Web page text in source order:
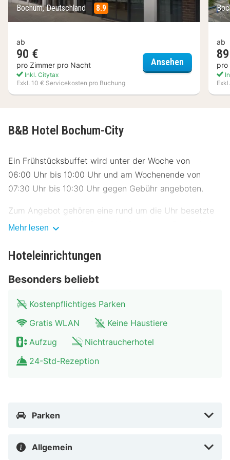
Bochum, Deutschland 8.9
ab
90 €
pro Zimmer pro Nacht
Inkl. Citytax
Exkl. 10 € Servicekosten pro Buchung
Ansehen Four
ab
pro
B&B Hotel Bochum-City
Ein Frühstücksbuffet wird unter der Woche von
06:00 Uhr bis 10:00 Uhr und am Wochenende von
07:30 Uhr bis 10:30 Uhr gegen Gebühr angeboten.
Zum Angebot gehören eine rund um die Uhr besetzte
Rezeption und ein Aufzug. Vor Ort gibt es Folgendes:
Fühl dich in einem der 145 klimatisierten Zimmer mit
Flachbildfernseher wie zu Hause. Ein WLAN-
Satellitenempfang. Die Badezimmer bieten Duschen
und Haartrockner. Zu den Highlights gehören
Schreibtische und die Zimmer werden täglich sauber
gemacht.
Entfernungen werden bis auf 0,1 Kilometer gerundet.
Bergbau-Museum – 1,8 km Zeiss Planetarium Bochum –
RuhrCongress Bochum – 2,8 km Vonovia Ruhrstadion –
Mehr lesen
Hoteleinrichtungen
Besonders beliebt
Kostenpflichtiges Parken
Gratis WLAN
Keine Haustiere
Aufzug
Nichtraucherhotel
24-Std-Rezeption
Parken
Allgemein